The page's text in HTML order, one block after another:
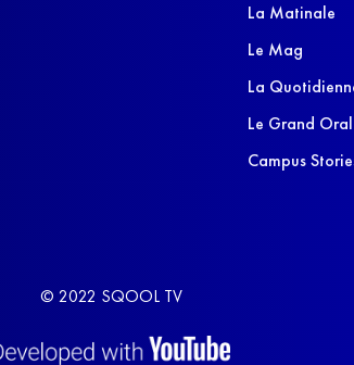
La Matinale
Le Mag
La
Le Grand Oral
Campus
© 2022 SQOOL TV